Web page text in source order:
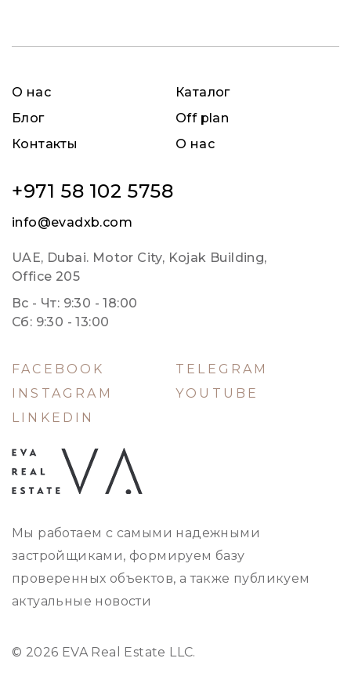
О нас
Блог
Контакты
Каталог
Off plan
О нас
+971 58 102 5758
info@evadxb.com
UAE, Dubai. Motor City, Kojak Building,
Office 205
Вс - Чт: 9:30 - 18:00
Сб: 9:30 - 13:00
FACEBOOK
TELEGRAM
INSTAGRAM
YOUTUBE
LINKEDIN
Мы работаем с самыми надежными
застройщиками, формируем базу
проверенных объектов, а также публикуем
актуальные новости
© 2026 EVA Real Estate LLC.